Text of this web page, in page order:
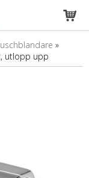
»
utlopp upp